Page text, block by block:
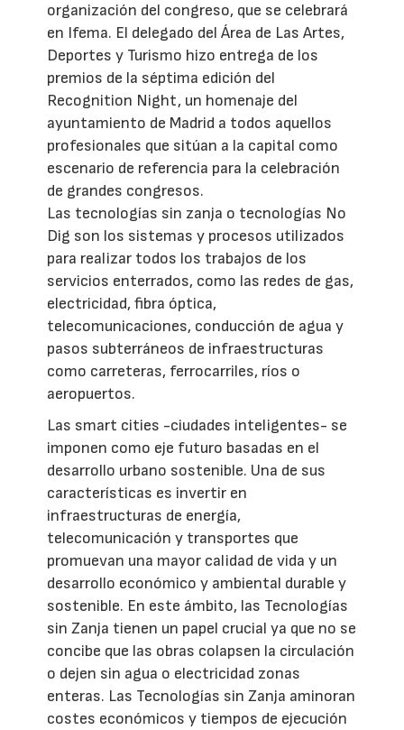
organización del congreso, que se celebrará
en Ifema. El delegado del Área de Las Artes,
Deportes y Turismo hizo entrega de los
premios de la séptima edición del
Recognition Night, un homenaje del
ayuntamiento de Madrid a todos aquellos
profesionales que sitúan a la capital como
escenario de referencia para la celebración
de grandes congresos.
Las tecnologías sin zanja o tecnologías No
Dig son los sistemas y procesos utilizados
para realizar todos los trabajos de los
servicios enterrados, como las redes de gas,
electricidad, fibra óptica,
telecomunicaciones, conducción de agua y
pasos subterráneos de infraestructuras
como carreteras, ferrocarriles, ríos o
aeropuertos.
Las smart cities -ciudades inteligentes- se
imponen como eje futuro basadas en el
desarrollo urbano sostenible. Una de sus
características es invertir en
infraestructuras de energía,
telecomunicación y transportes que
promuevan una mayor calidad de vida y un
desarrollo económico y ambiental durable y
sostenible. En este ámbito, las Tecnologías
sin Zanja tienen un papel crucial ya que no se
concibe que las obras colapsen la circulación
o dejen sin agua o electricidad zonas
enteras. Las Tecnologías sin Zanja aminoran
costes económicos y tiempos de ejecución